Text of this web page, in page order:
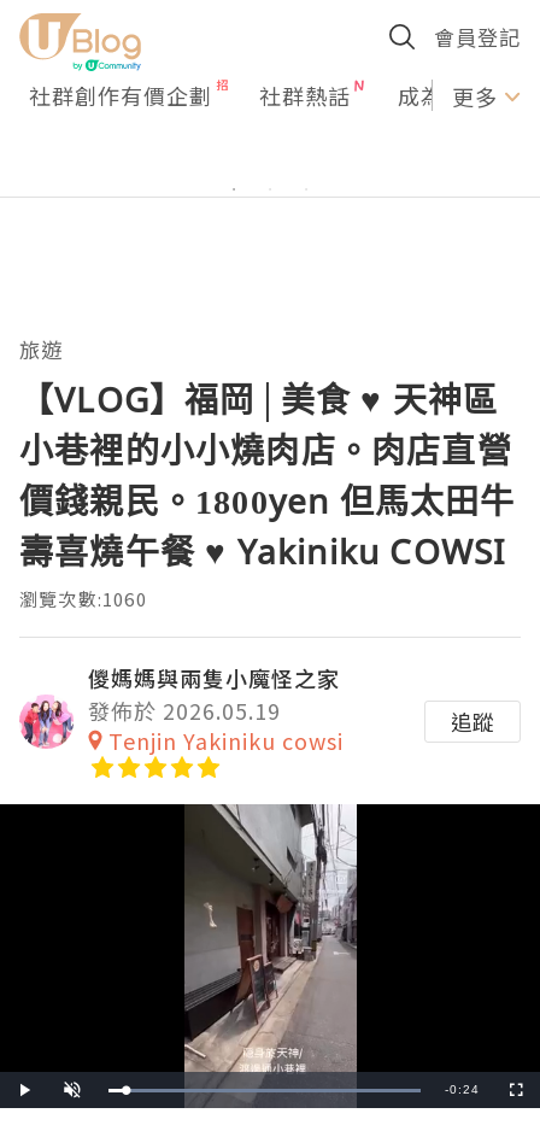
會員登記
社群創作有價企劃 社群熱話 成為U更多
旅遊
【VLOG】福岡│美食 ♥ 天神區
小巷裡的小小燒肉店。肉店直營
價錢親民。1800yen 但馬太田牛
壽喜燒午餐 ♥ Yakiniku COWSI
瀏覽次數:1060
儍媽媽與兩隻小魔怪之家
發佈於 2026.05.19
Tenjin Yakiniku cowsi
追蹤
Play Unmute Loaded:
100.00%
Remaining
-0:24